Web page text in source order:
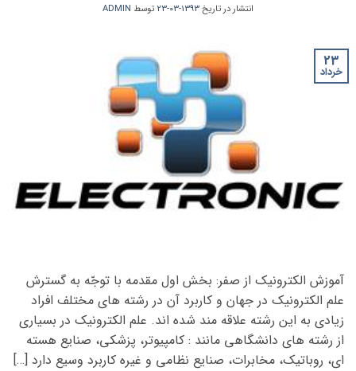
انتشار در تاریخ1393-03-23 توسط ADMIN
23
خرداد
آموزش الکترونیک از صفر: بخش اول مقدمه با توجّه به گسترش
علم الکترونیک در جهان و کاربرد آن در رشته های مختلف افراد
زیادی به این رشته علاقه مند شده اند. علم الکترونیک در بسیاری
از رشته های دانشگاهی مانند : کامپیوتر، پزشکی، صنایع هسته
ای، روباتیک، مخابرات، صنایع نظامی و غیره کاربرد وسیع دارد […]